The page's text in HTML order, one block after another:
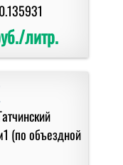
литр.
(по объездной